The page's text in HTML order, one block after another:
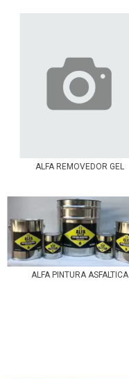
ALFA REMOVEDOR GEL
ALFA PINTURA ASFALTICA